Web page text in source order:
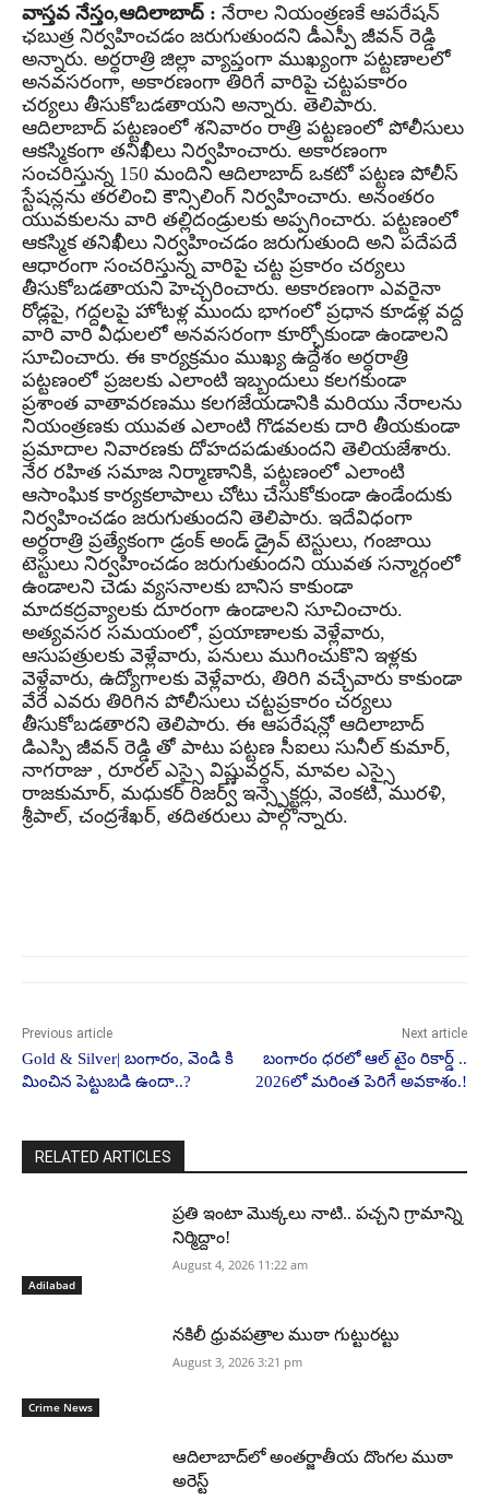
వాస్తవ నేస్తం,ఆదిలాబాద్ : నేరాల నియంత్రణకే ఆపరేషన్
ఛబుత్ర నిర్వహించడం జరుగుతుందని డీఎస్పీ జీవన్ రెడ్డి
అన్నారు. అర్ధరాత్రి జిల్లా వ్యాప్తంగా ముఖ్యంగా పట్టణాలలో
అనవసరంగా, అకారణంగా తిరిగే వారిపై చట్టపకారం
చర్యలు తీసుకోబడతాయని అన్నారు. తెలిపారు.
ఆదిలాబాద్ పట్టణంలో శనివారం రాత్రి పట్టణంలో పోలీసులు
ఆకస్మికంగా తనిఖీలు నిర్వహించారు. అకారణంగా
సంచరిస్తున్న 150 మందిని ఆదిలాబాద్ ఒకటో పట్టణ పోలీస్
స్టేషన్లను తరలించి కౌన్సిలింగ్ నిర్వహించారు. అనంతరం
యువకులను వారి తల్లిదండ్రులకు అప్పగించారు. పట్టణంలో
ఆకస్మిక తనిఖీలు నిర్వహించడం జరుగుతుంది అని పదేపదే
ఆధారంగా సంచరిస్తున్న వారిపై చట్ట ప్రకారం చర్యలు
తీసుకోబడతాయని హెచ్చరించారు. అకారణంగా ఎవరైనా
రోడ్లపై, గద్దలపై హోటళ్ల ముందు భాగంలో ప్రధాన కూడళ్ల వద్ద
వారి వారి వీధులలో అనవసరంగా కూర్చోకుండా ఉండాలని
సూచించారు. ఈ కార్యక్రమం ముఖ్య ఉద్దేశం అర్ధరాత్రి
పట్టణంలో ప్రజలకు ఎలాంటి ఇబ్బందులు కలగకుండా
ప్రశాంత వాతావరణము కలగజేయడానికి మరియు నేరాలను
నియంత్రణకు యువత ఎలాంటి గొడవలకు దారి తీయకుండా
ప్రమాదాల నివారణకు దోహదపడుతుందని తెలియజేశారు.
నేర రహిత సమాజ నిర్మాణానికి, పట్టణంలో ఎలాంటి
ఆసాంఘిక కార్యకలాపాలు చోటు చేసుకోకుండా ఉండేందుకు
నిర్వహించడం జరుగుతుందని తెలిపారు. ఇదేవిధంగా
అర్ధరాత్రి ప్రత్యేకంగా డ్రంక్ అండ్ డ్రైవ్ టెస్టులు, గంజాయి
టెస్టులు నిర్వహించడం జరుగుతుందని యువత సన్మార్గంలో
ఉండాలని చెడు వ్యసనాలకు బానిస కాకుండా
మాదకద్రవ్యాలకు దూరంగా ఉండాలని సూచించారు.
అత్యవసర సమయంలో, ప్రయాణాలకు వెళ్లేవారు,
ఆసుపత్రులకు వెళ్లేవారు, పనులు ముగించుకొని ఇళ్లకు
వెళ్లేవారు, ఉద్యోగాలకు వెళ్లేవారు, తిరిగి వచ్చేవారు కాకుండా
వేరే ఎవరు తిరిగిన పోలీసులు చట్టప్రకారం చర్యలు
తీసుకోబడతారని తెలిపారు. ఈ ఆపరేషన్లో ఆదిలాబాద్
డిఎస్పి జీవన్ రెడ్డి తో పాటు పట్టణ సీఐలు సునీల్ కుమార్,
నాగరాజు , రూరల్ ఎస్సై విష్ణువర్ధన్, మావల ఎస్సై
రాజకుమార్, మధుకర్ రిజర్వ్ ఇన్స్పెక్టర్లు, వెంకటి, మురళి,
శ్రీపాల్, చంద్రశేఖర్, తదితరులు పాల్గొన్నారు.
Previous article
Gold & Silver| బంగారం, వెండి కి
మించిన పెట్టుబడి ఉందా..?
Next article
బంగారం ధరలో ఆల్ టైం రికార్డ్ ..
2026లో మరింత పెరిగే అవకాశం.!
RELATED ARTICLES
Adilabad
ప్రతి ఇంటా మొక్కలు నాటి.. పచ్చని గ్రామాన్ని
నిర్మిద్దాం!
August 4, 2026 11:22 am
Crime News
నకిలీ ధ్రువపత్రాల ముఠా గుట్టురట్టు
August 3, 2026 3:21 pm
ఆదిలాబాద్‌లో అంతర్జాతీయ దొంగల ముఠా
అరెస్ట్